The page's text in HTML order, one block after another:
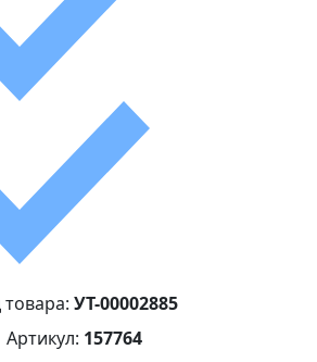
товара: УТ-00002885
Артикул: 157764